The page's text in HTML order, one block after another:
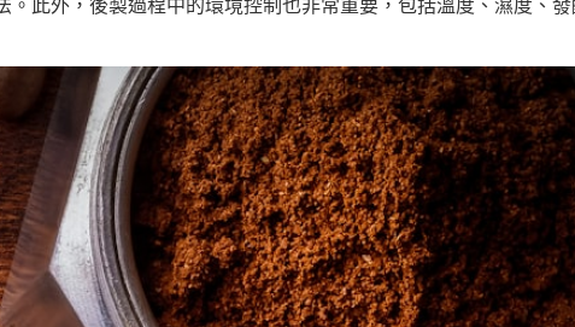
此外，後製過程中的環境控制也非常重要，包括溫度、濕度、